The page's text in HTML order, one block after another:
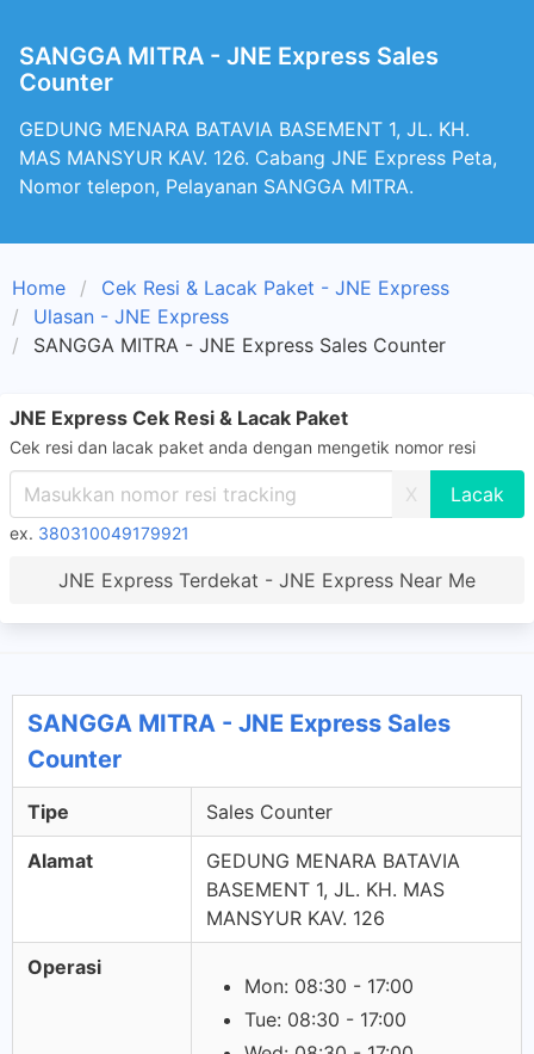
SANGGA MITRA - JNE Express Sales
Counter
GEDUNG MENARA BATAVIA BASEMENT 1, JL. KH.
MAS MANSYUR KAV. 126. Cabang JNE Express Peta,
Nomor telepon, Pelayanan SANGGA MITRA.
Home
Cek Resi & Lacak Paket - JNE Express
Ulasan - JNE Express
SANGGA MITRA - JNE Express Sales Counter
JNE Express Cek Resi & Lacak Paket
Cek resi dan lacak paket anda dengan mengetik nomor resi
X
ex. 380310049179921
JNE Express Terdekat - JNE Express Near Me
SANGGA MITRA - JNE Express Sales
Counter
Tipe Sales Counter
Alamat
GEDUNG MENARA BATAVIA
BASEMENT 1, JL. KH. MAS
MANSYUR KAV. 126
Operasi
Mon: 08:30 - 17:00
Tue: 08:30 - 17:00